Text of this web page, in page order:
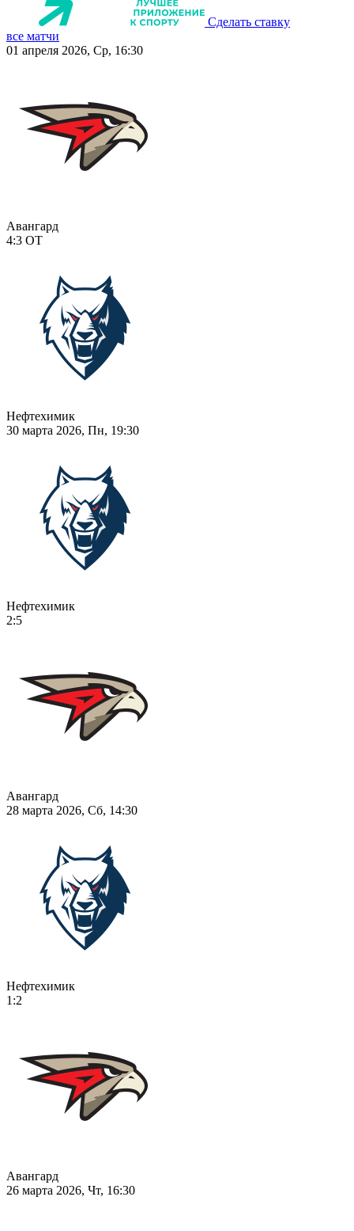
Сделать ставку
все матчи
01 апреля 2026, Ср, 16:30
Авангард
4:3 ОТ
Нефтехимик
30 марта 2026, Пн, 19:30
Нефтехимик
2:5
Авангард
28 марта 2026, Сб, 14:30
Нефтехимик
1:2
Авангард
26 марта 2026, Чт, 16:30